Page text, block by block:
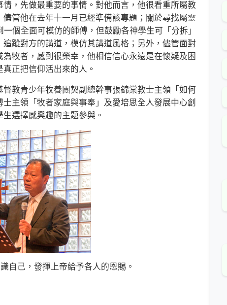
，先做最重要的事情。對他而言，他很看重所屬教
管他在去年十一月已經準備該專題；關於尋找屬靈
個全面可模仿的師傅，但鼓勵各神學生可「分拆」
蹤對方的講道，模仿其講道風格；另外，儘管面對
牧者，感到很榮幸，他相信信心永遠是在懷疑及困
正把信仰活出來的人。
青少年牧養團契副總幹事張錦棠教士主領「如何
主領「牧者家庭與事奉」及愛培思全人發展中心創
選擇感興趣的主題參與。
自己，發揮上帝給予各人的恩賜。